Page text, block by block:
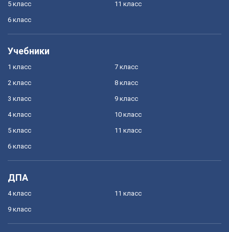
5 класс
6 класс
11 класс
Учебники
1 класс
2 класс
3 класс
4 класс
5 класс
6 класс
7 класс
8 класс
9 класс
10 класс
11 класс
ДПА
4 класс
9 класс
11 класс